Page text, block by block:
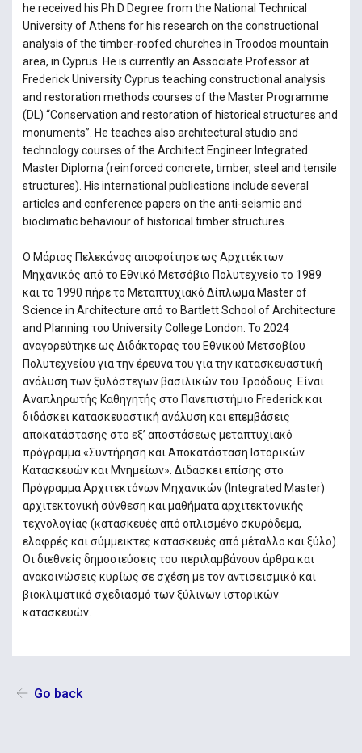
he received his Ph.D Degree from the National Technical
University of Athens for his research on the constructional
analysis of the timber-roofed churches in Troodos mountain
area, in Cyprus. He is currently an Associate Professor at
Frederick University Cyprus teaching constructional analysis
and restoration methods courses of the Master Programme
(DL) “Conservation and restoration of historical structures and
monuments”. He teaches also architectural studio and
technology courses of the Architect Engineer Integrated
Master Diploma (reinforced concrete, timber, steel and tensile
structures). His international publications include several
articles and conference papers on the anti-seismic and
bioclimatic behaviour of historical timber structures.
Ο Μάριος Πελεκάνος αποφοίτησε ως Αρχιτέκτων
Μηχανικός από το Εθνικό Μετσόβιο Πολυτεχνείο το 1989
και το 1990 πήρε το Μεταπτυχιακό Δίπλωμα Master of
Science in Architecture από το Bartlett School of Architecture
and Planning του University College London. Το 2024
αναγορεύτηκε ως Διδάκτορας του Εθνικού Μετσοβίου
Πολυτεχνείου για την έρευνα του για την κατασκευαστική
ανάλυση των ξυλόστεγων βασιλικών του Τροόδους. Είναι
Αναπληρωτής Καθηγητής στο Πανεπιστήμιο Frederick και
διδάσκει κατασκευαστική ανάλυση και επεμβάσεις
αποκατάστασης στο εξ’ αποστάσεως μεταπτυχιακό
πρόγραμμα «Συντήρηση και Αποκατάσταση Ιστορικών
Κατασκευών και Μνημείων». Διδάσκει επίσης στο
Πρόγραμμα Αρχιτεκτόνων Μηχανικών (Integrated Master)
αρχιτεκτονική σύνθεση και μαθήματα αρχιτεκτονικής
τεχνολογίας (κατασκευές από οπλισμένο σκυρόδεμα,
ελαφρές και σύμμεικτες κατασκευές από μέταλλο και ξύλο).
Οι διεθνείς δημοσιεύσεις του περιλαμβάνουν άρθρα και
ανακοινώσεις κυρίως σε σχέση με τον αντισεισμικό και
βιοκλιματικό σχεδιασμό των ξύλινων ιστορικών
κατασκευών.
Go back